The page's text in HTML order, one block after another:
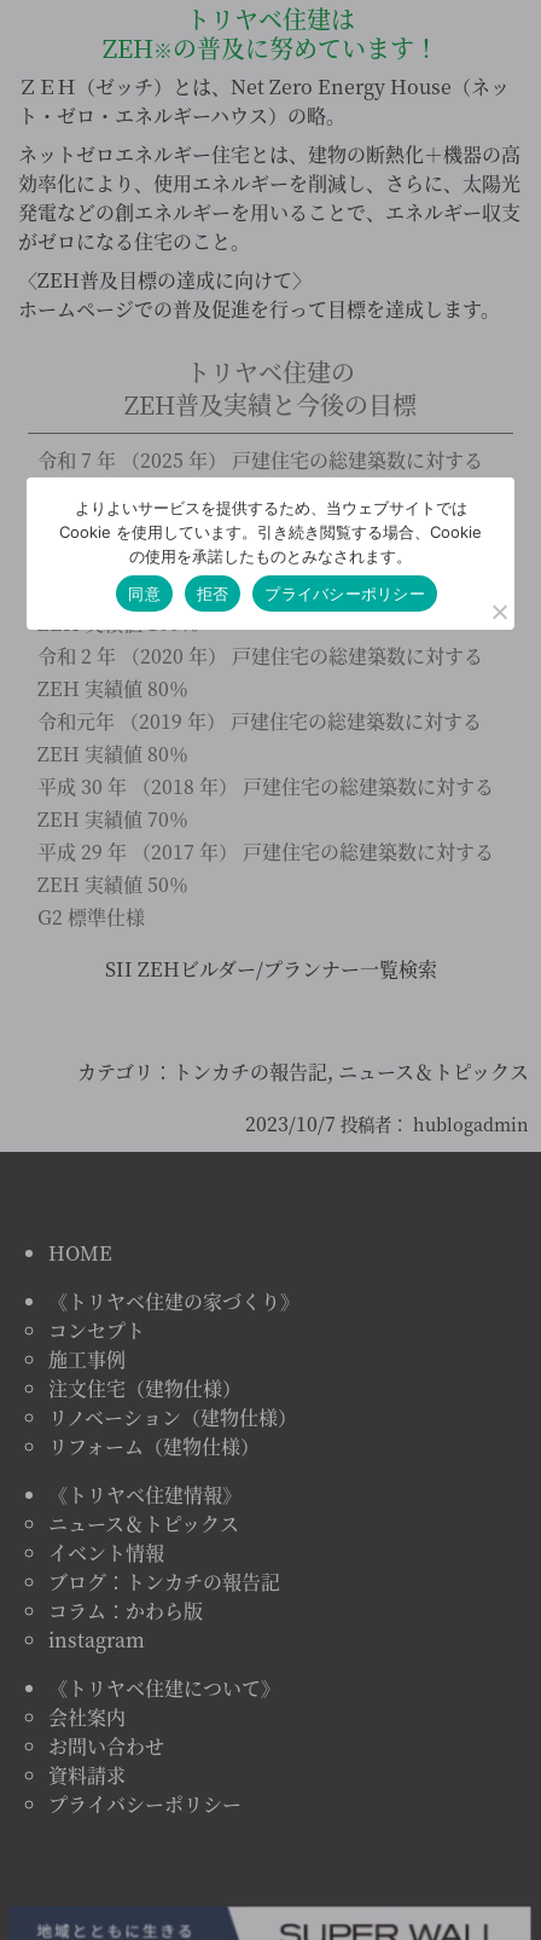
トリヤベ住建は
ZEH※の普及に努めています！
ＺＥＨ（ゼッチ）とは、Net Zero Energy House（ネッ
ト・ゼロ・エネルギーハウス）の略。
ネットゼロエネルギー住宅とは、建物の断熱化＋機器の高
効率化により、使用エネルギーを削減し、さらに、太陽光
発電などの創エネルギーを用いることで、エネルギー収支
がゼロになる住宅のこと。
〈ZEH普及目標の達成に向けて〉
ホームページでの普及促進を行って目標を達成します。
トリヤベ住建の
ZEH普及実績と今後の目標
令和 7 年 （2025 年） 戸建住宅の総建築数に対する
令和 4 年 （2022 年） 戸建住宅の総建築数に対する
ZEH 実績値 100％
令和 3 年 （2021 年） 戸建住宅の総建築数に対する
ZEH 実績値 100％
令和 2 年 （2020 年） 戸建住宅の総建築数に対する
ZEH 実績値 80％
令和元年 （2019 年） 戸建住宅の総建築数に対する
ZEH 実績値 80％
平成 30 年 （2018 年） 戸建住宅の総建築数に対する
ZEH 実績値 70％
平成 29 年 （2017 年） 戸建住宅の総建築数に対する
ZEH 実績値 50％
G2 標準仕様
SII ZEHビルダー/プランナー一覧検索
カテゴリ： トンカチの報告記, ニュース＆トピックス
2023/10/7 投稿者： hublogadmin
HOME
《トリヤベ住建の家づくり》
コンセプト
施工事例
注文住宅（建物仕様）
リノベーション（建物仕様）
リフォーム（建物仕様）
《トリヤベ住建情報》
ニュース＆トピックス
イベント情報
ブログ：トンカチの報告記
コラム：かわら版
instagram
《トリヤベ住建について》
会社案内
お問い合わせ
資料請求
プライバシーポリシー
よりよいサービスを提供するため、当ウェブサイトでは
Cookie を使用しています。引き続き閲覧する場合、Cookie
の使用を承諾したものとみなされます。
同意
拒否 プライバシーポリシー